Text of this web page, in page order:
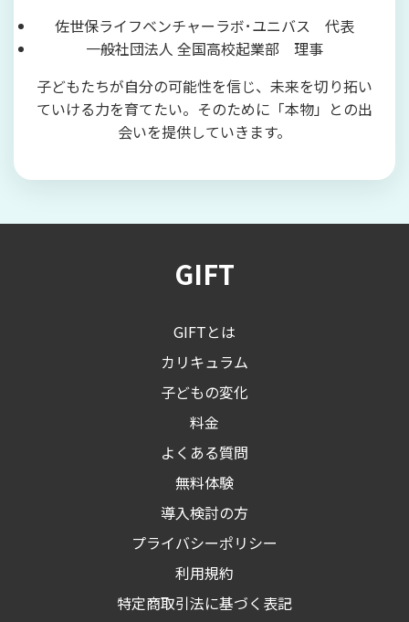
佐世保ライフベンチャーラボ･ユニバス 代表
一般社団法人 全国高校起業部 理事
子どもたちが自分の可能性を信じ、未来を切り拓い
ていける力を育てたい。そのために「本物」との出
会いを提供していきます。
GIFT
GIFTとは
カリキュラム
子どもの変化
料金
よくある質問
無料体験
導入検討の方
プライバシーポリシー
利用規約
特定商取引法に基づく表記